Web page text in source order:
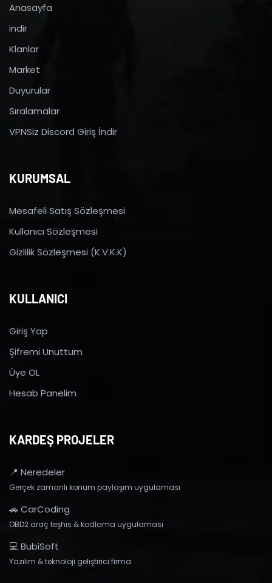
Anasayfa
indir
Klanlar
Market
Duyurular
Sıralamalar
VPNSiz Discord Giriş İndir
KURUMSAL
Mesafeli Satış Sözleşmesi
Kullanıcı Sözleşmesi
Gizlilik Sözleşmesi (K.V.K.K)
KULLANICI
Giriş Yap
Şifremi Unuttum
Üye OL
Hesab Panelim
KARDEŞ PROJELER
📍 Neredeler
Gerçek zamanlı konum paylaşım uygulaması
🚗 CarCoding
OBD2 araç teşhis & kodlama uygulaması
💻 BubiSoft
Yazılım & teknoloji geliştirici firma